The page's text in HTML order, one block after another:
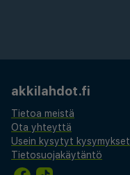
akkilahdot.fi
Tietoa meistä
Ota yhteyttä
Usein kysytyt kysymykset
Tietosuojakäytäntö